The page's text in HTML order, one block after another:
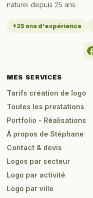
naturel depuis 25 ans.
+25 ans d'expérience
MES SERVICES
Tarifs création de logo
Toutes les prestations
Portfolio - Réalisations
À propos de Stéphane
Contact & devis
Logos par secteur
Logo par activité
Logo par ville